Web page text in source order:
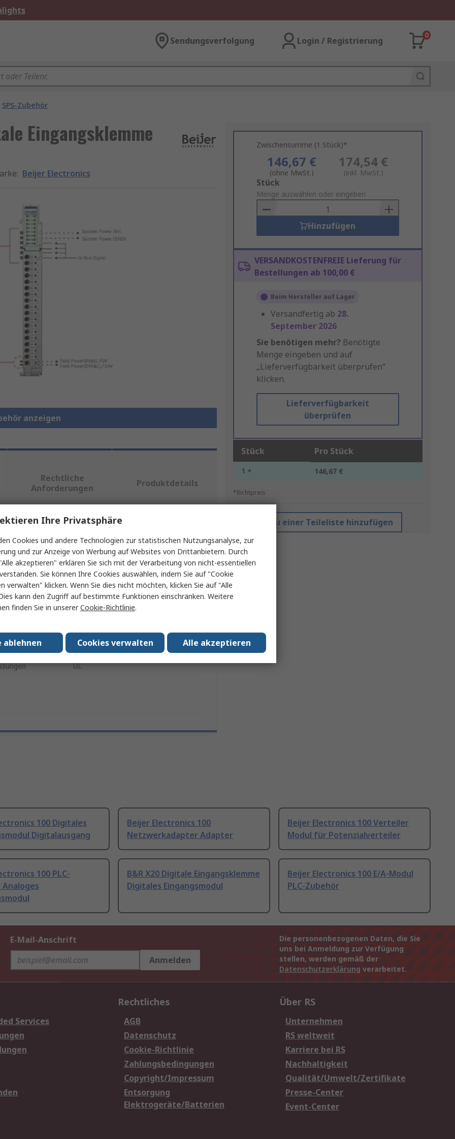
Sendungsverfolgung Login / Registrierung
0
SPS-Zubehör
Eingangsklemme
: Beijer Electronics
anzeigen
Zwischensumme (1 Stück)*
146,67 €
(ohne MwSt.)
174,54 €
(inkl. MwSt.)
Add
to
Basket
Stück
Menge auswählen oder eingeben
Hinzufügen
VERSANDKOSTENFREIE Lieferung für
Bestellungen ab 100,00 €
Beim Hersteller auf Lager
Versandfertig ab 28.
September 2026
Sie benötigen mehr? Benötigte
Menge eingeben und auf
„Lieferverfügbarkeit überprüfen“
klicken.
Lieferverfügbarkeit
überprüfen
Stück Pro Stück
1 + 146,67 €
*Richtpreis
Zu einer Teileliste hinzufügen
Rechtliche
Anforderungen
Produktdetails
oder mehrere Eigenschaften auswählen.
Wert
Beijer Electronics
Digitale Eingangsklemme
100
UL
100 Digitales
Digitalausgang
Beijer Electronics 100
Netzwerkadapter Adapter
Beijer Electronics 100 Verteiler
Modul für Potenzialverteiler
100 PLC-
B&R X20 Digitale Eingangsklemme
Digitales Eingangsmodul
Beijer Electronics 100 E/A-Modul
PLC-Zubehör
E-Mail-Anschrift
Anmelden
Die personenbezogenen Daten, die Sie
uns bei Anmeldung zur Verfügung
stellen, werden gemäß der
Datenschutzerklärung verarbeitet.
Services
Rechtliches
AGB
Datenschutz
Cookie-Richtlinie
Zahlungsbedingungen
Copyright/Impressum
Entsorgung
Elektrogeräte/Batterien
Über RS
Unternehmen
RS weltweit
Karriere bei RS
Nachhaltigkeit
Qualität/Umwelt/Zertifikate
Presse-Center
Event-Center
Ihre Privatsphäre
Cookies und andere Technologien zur statistischen Nutzungsanalyse, zur
und zur Anzeige von Werbung auf Websites von Drittanbietern. Durch
akzeptieren" erklären Sie sich mit der Verarbeitung von nicht-essentiellen
Sie können Ihre Cookies auswählen, indem Sie auf "Cookie
verwalten" klicken. Wenn Sie dies nicht möchten, klicken Sie auf "Alle
kann den Zugriff auf bestimmte Funktionen einschränken. Weitere
finden Sie in unsererCookie-Richtlinie.
Alle akzeptieren
Cookies verwalten
ablehnen